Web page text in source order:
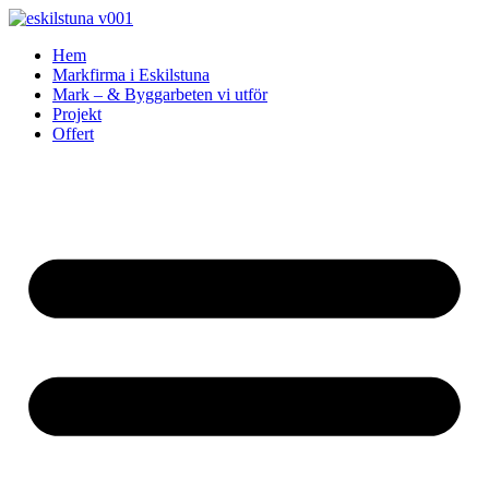
Skip
contentHem
Markfirma i Eskilstuna
Mark – & Byggarbeten vi utför
Projekt
Offert